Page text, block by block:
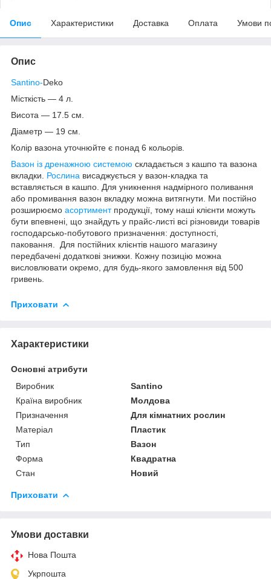
Опис Характеристики Доставка Оплата Умови
Опис
Santino-Deko
Місткість — 4 л.
Висота — 17.5 см.
Діаметр — 19 см.
Колір вазона уточнюйте є понад 6 кольорів.
Вазон із дренажною системою складається з кашпо та вазона
вкладки.
Рослина висаджується у вазон-кладка та
вставляється в кашпо. Для уникнення надмірного поливання
або промивання вазон вкладку можна витягнути. Ми постійно
розширюємо асортиментпродукції, тому наші клієнти можуть
бути впевнені, що знайдуть у прайс-листі всі різновиди товарів
господарсько-побутового призначення: доступності,
паковання. Для постійних клієнтів нашого магазину
передбачені додаткові знижки. Кожну позицію можна
висловлювати окремо, для будь-якого замовлення від 500
гривень.
Приховати
Характеристики
Основні атрибути
Виробник
Santino
Країна виробник
Молдова
Призначення
Для кімнатних рослин
Матеріал
Пластик
Тип
Вазон
Форма
Квадратна
Стан
Новий
Приховати
Умови доставки
Нова Пошта
Укрпошта